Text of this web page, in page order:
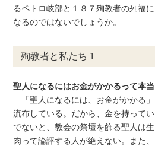
るペトロ岐部と１８７殉教者の列福
なるのではないでしょうか。
殉教者と私たち 1
聖人になるにはお金がかかるって本
「聖人になるには、お金がかかる
流布している。だから、金を持って
でないと、教会の祭壇を飾る聖人は
肉って論評する人が絶えない。また